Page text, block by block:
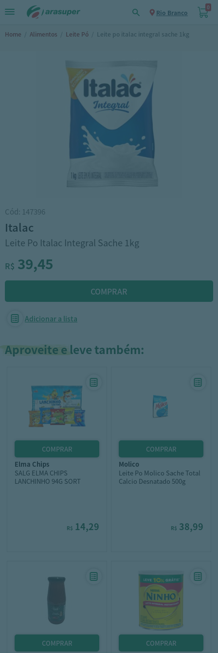
Rio Branco
0
Home / Alimentos / Leite Pó / Leite po italac integral sache 1kg
Cód: 147396
italac
Leite Po Italac Integral Sache 1kg
R$ 39,45
Adicionar a lista
Aproveite e leve também:
elma chips
SALG ELMA CHIPS
LANCHINHO 94G SORT
R$ 14,29
molico
Leite Po Molico Sache Total
Calcio Desnatado 500g
R$ 38,99